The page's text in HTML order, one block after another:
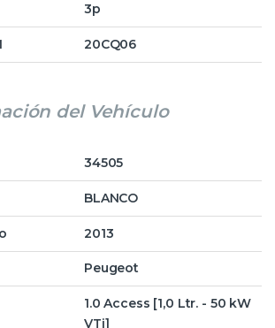
3p
20CQ06
del Vehículo
34505
BLANCO
2013
Peugeot
1.0 Access [1,0 Ltr. - 50 kW
VTi]